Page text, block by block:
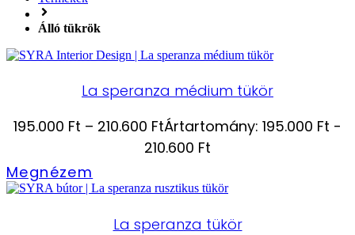
Álló tükrök
La speranza médium tükör
195.000 Ft – 210.600 FtÁrtartomány: 195.000 Ft -
210.600 Ft
Megnézem
La speranza tükör